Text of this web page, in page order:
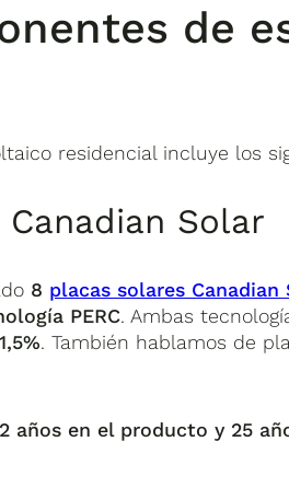
de
residencial incluye los
Solar
8 placas solares Canadian
PERC. Ambas
. También hablamos de
años en el producto y 25